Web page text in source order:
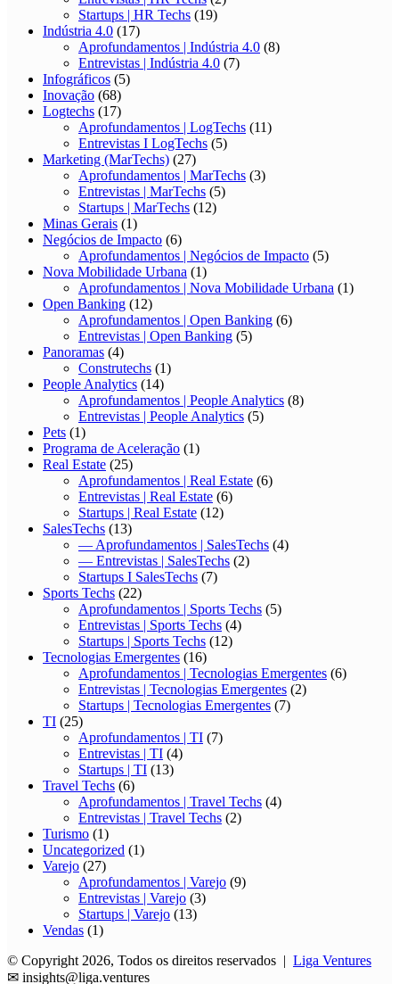
Startups | HR Techs (19)
Indústria 4.0 (17)
Aprofundamentos | Indústria 4.0 (8)
Entrevistas | Indústria 4.0 (7)
Infográficos (5)
Inovação (68)
Logtechs (17)
Aprofundamentos | LogTechs (11)
Entrevistas I LogTechs (5)
Marketing (MarTechs) (27)
Aprofundamentos | MarTechs (3)
Entrevistas | MarTechs (5)
Startups | MarTechs (12)
Minas Gerais (1)
Negócios de Impacto (6)
Aprofundamentos | Negócios de Impacto (5)
Nova Mobilidade Urbana (1)
Aprofundamentos | Nova Mobilidade Urbana (1)
Open Banking (12)
Aprofundamentos | Open Banking (6)
Entrevistas | Open Banking (5)
Panoramas (4)
Construtechs (1)
People Analytics (14)
Aprofundamentos | People Analytics (8)
Entrevistas | People Analytics (5)
Pets (1)
Programa de Aceleração (1)
Real Estate (25)
Aprofundamentos | Real Estate (6)
Entrevistas | Real Estate (6)
Startups | Real Estate (12)
SalesTechs (13)
— Aprofundamentos | SalesTechs (4)
— Entrevistas | SalesTechs (2)
Startups I SalesTechs (7)
Sports Techs (22)
Aprofundamentos | Sports Techs (5)
Entrevistas | Sports Techs (4)
Startups | Sports Techs (12)
Tecnologias Emergentes (16)
Aprofundamentos | Tecnologias Emergentes (6)
Entrevistas | Tecnologias Emergentes (2)
Startups | Tecnologias Emergentes (7)
TI (25)
Aprofundamentos | TI (7)
Entrevistas | TI (4)
Startups | TI (13)
Travel Techs (6)
Aprofundamentos | Travel Techs (4)
Entrevistas | Travel Techs (2)
Turismo (1)
Uncategorized (1)
Varejo (27)
Aprofundamentos | Varejo (9)
Entrevistas | Varejo (3)
Startups | Varejo (13)
Vendas (1)
© Copyright 2026, Todos os direitos reservados | Liga Ventures
✉ insights@liga.ventures